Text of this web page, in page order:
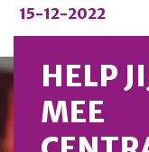
15-12-2022
HELP
MEE